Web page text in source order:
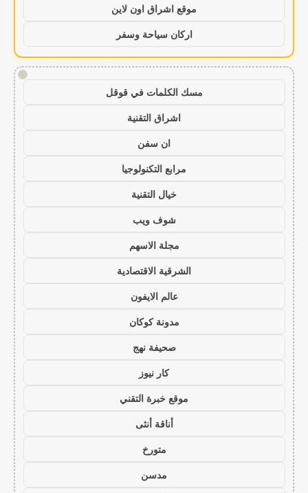
موقع اشراق اون لاين
اركان سياحة وسفر
!
مسك الكلمات في قوقل
اشراق التقنية
ان سفن
مرابع التكنولوجيا
خيال التقنية
شوف ويب
مجلة الاسهم
الشرقية الاقتصادية
عالم الايفون
مدونة كوكان
صحيفة نهج
كار نيوز
موقع خبرة التقني
أناقة أنثى
متورخ
مدسن